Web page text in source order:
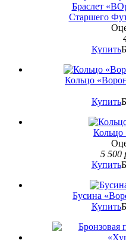
Браслет
Старшего
Купить
Кольцо
Купить
5 500
Купить
Бусина
Купить